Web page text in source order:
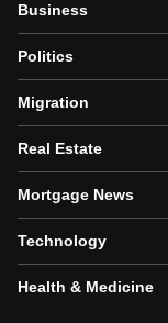
Business
Politics
Migration
Real Estate
Mortgage News
Technology
Health & Medicine